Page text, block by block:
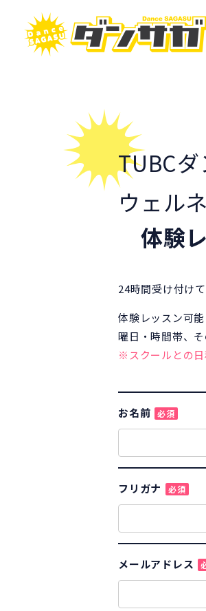
TUBC
ウェル
体験
24時間受け付け
体験レッスン可
曜日・時間帯、
※スクールとの日
お名前 必須
フリガナ 必須
メールアドレス